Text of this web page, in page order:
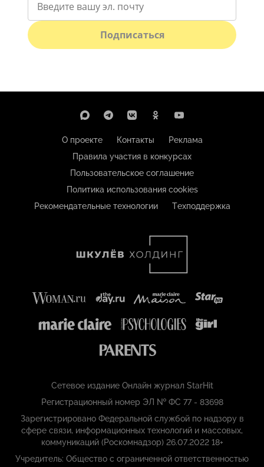
Подписаться
О проекте Контакты
Реклама
Правила участия в конкурсах
Пользовательское соглашение
Политика использования cookies
Рекомендательные технологии
Техподдержка
Сетевое издание Онлайн журнал StarHit
Регистрационный номер ЭЛ № ФС 77 - 83698
Зарегистрировано Федеральной службой по надзору в
сфере связи, информационных технологий и массовых,
коммуникаций (Роскомнадзор) 26.07.2022 18+
Учредитель: Общество с ограниченной ответственностью